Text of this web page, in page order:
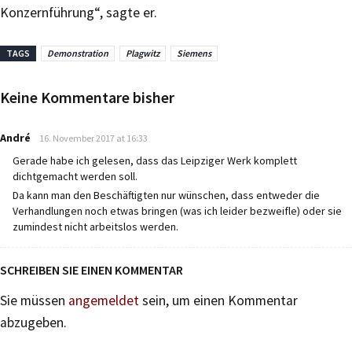
Konzernführung“, sagte er.
TAGS Demonstration Plagwitz Siemens
Keine Kommentare bisher
André says:
16. November 2017 at 16:33
Gerade habe ich gelesen, dass das Leipziger Werk komplett
dichtgemacht werden soll.
Da kann man den Beschäftigten nur wünschen, dass entweder die
Verhandlungen noch etwas bringen (was ich leider bezweifle) oder sie
zumindest nicht arbeitslos werden.
SCHREIBEN SIE EINEN KOMMENTAR
Sie müssen angemeldetsein, um einen Kommentar
abzugeben.